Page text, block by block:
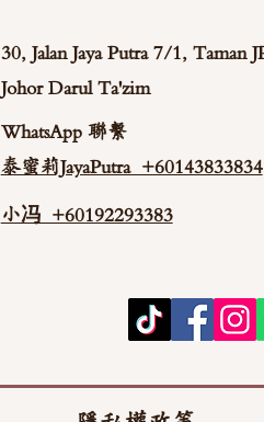
30, Jalan Jaya Putra 7/1, Taman
Johor Darul Ta'zim
WhatsApp 聯繫
泰蜜莉JayaPutra +60143833834
小冯 +60192293383